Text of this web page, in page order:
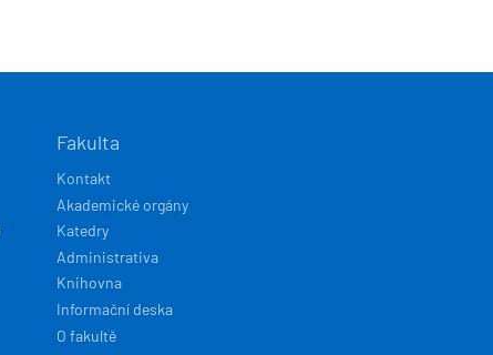
Fakulta
Kontakt
Akademické orgány
Katedry
Administrativa
Knihovna
Informační deska
O fakultě